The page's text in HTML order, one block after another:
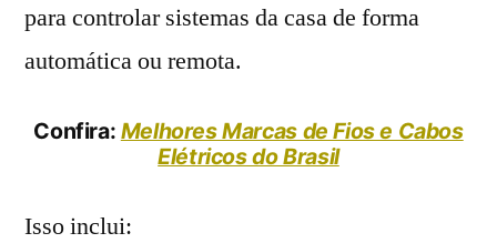
para controlar sistemas da casa de forma
automática ou remota.
Confira: Melhores Marcas de Fios e Cabos
Elétricos do Brasil
Isso inclui: